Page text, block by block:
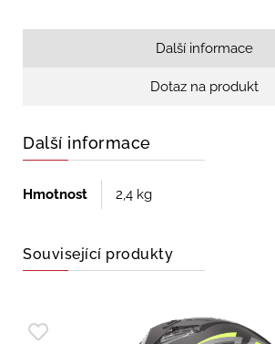
Další informace
Dotaz na produkt
Další informace
Hmotnost 2,4 kg
Související produkty